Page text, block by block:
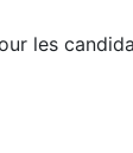
les